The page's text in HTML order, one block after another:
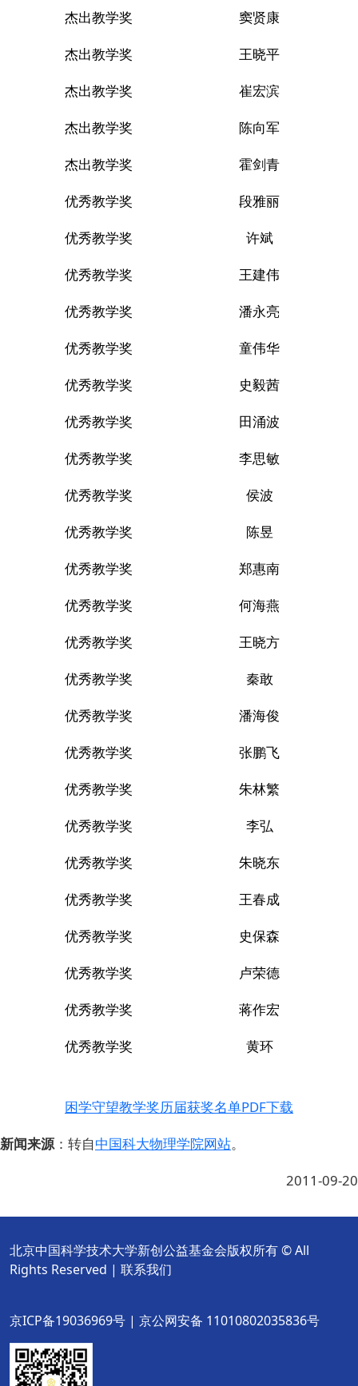
杰出教学奖
窦贤康
杰出教学奖
王晓平
杰出教学奖
崔宏滨
杰出教学奖
陈向军
杰出教学奖
霍剑青
优秀教学奖
段雅丽
优秀教学奖
许斌
优秀教学奖
王建伟
优秀教学奖
潘永亮
优秀教学奖
童伟华
优秀教学奖
史毅茜
优秀教学奖
田涌波
优秀教学奖
李思敏
优秀教学奖
侯波
优秀教学奖
陈昱
优秀教学奖
郑惠南
优秀教学奖
何海燕
优秀教学奖
王晓方
优秀教学奖
秦敢
优秀教学奖
潘海俊
优秀教学奖
张鹏飞
优秀教学奖
朱林繁
优秀教学奖
李弘
优秀教学奖
朱晓东
优秀教学奖
王春成
优秀教学奖
史保森
优秀教学奖
卢荣德
优秀教学奖
蒋作宏
优秀教学奖
黄环
困学守望教学奖历届获奖名单PDF下载
新闻来源：转自中国科大物理学院网站。
2011-09-20
北京中国科学技术大学新创公益基金会版权所有 © All
Rights Reserved | 联系我们
京ICP备19036969号 | 京公网安备 11010802035836号